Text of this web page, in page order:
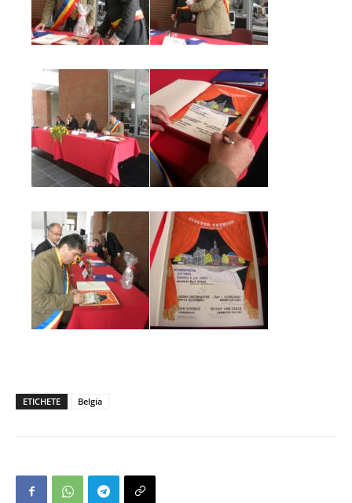
ETICHETE Belgia